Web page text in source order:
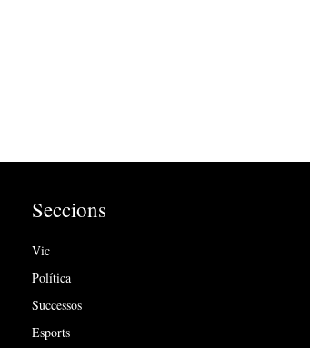
Seccions
Vic
Política
Successos
Esports